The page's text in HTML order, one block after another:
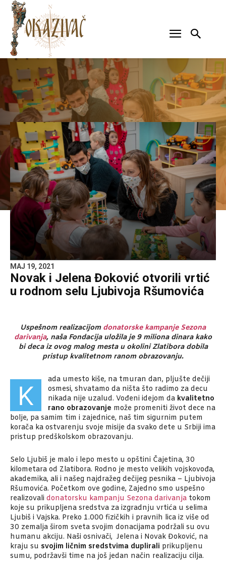
MAJ 19, 2021
Novak i Jelena Đoković otvorili vrtić
u rodnom selu Ljubivoja Ršumovića
Uspešnom realizacijom donatorske kampanje Sezona
darivanja, naša Fondacija uložila je 9 miliona dinara kako
bi deca iz ovog malog mesta u okolini Zlatibora dobila
pristup kvalitetnom ranom obrazovanju.
K
ada umesto kiše, na tmuran dan, pljušte dečiji
osmesi, shvatamo da ništa što radimo za decu
nikada nije uzalud. Vođeni idejom da kvalitetno
rano obrazovanje može promeniti život dece na
bolje, pa samim tim i zajednice, naš tim sigurnim putem
korača ka ostvarenju svoje misije da svako dete u Srbiji ima
pristup predškolskom obrazovanju.
Selo Ljubiš je malo i lepo mesto u opštini Čajetina, 30
kilometara od Zlatibora. Rodno je mesto velikih vojskovođa,
akademika, ali i našeg najdražeg dečijeg pesnika – Ljubivoja
Ršumovića. Početkom ove godine, Zajedno smo uspešno
realizovali donatorsku kampanju Sezona darivanja tokom
koje su prikupljena sredstva za izgradnju vrtića u selima
Ljubiš i Vajska. Preko 1.000 fizičkih i pravnih lica iz više od
30 zemalja širom sveta svojim donacijama podržali su ovu
humanu akciju. Naši osnivači, Jelena i Novak Đoković, na
kraju su svojim ličnim sredstvima duplirali prikupljenu
sumu, podržavši time na još jedan način realizaciju cilja.